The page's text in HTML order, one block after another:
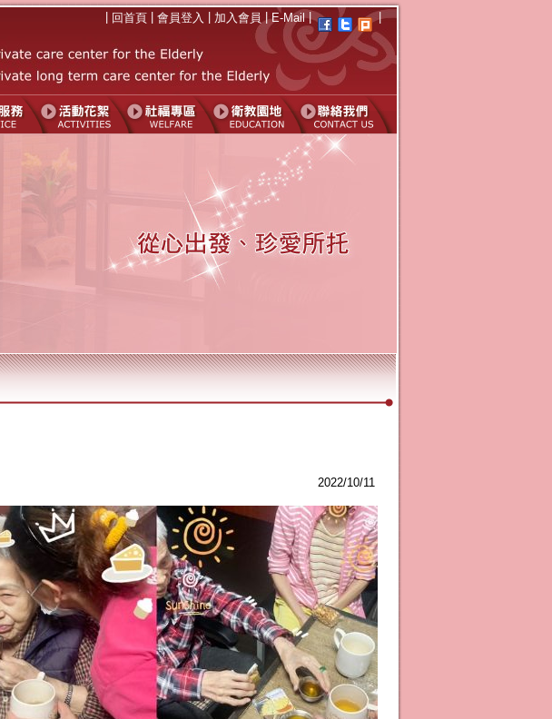
回首頁 會員登入 加入會員 | E-Mail | |
2022/10/11